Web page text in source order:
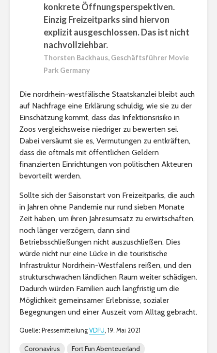
konkrete Öffnungsperspektiven.
Einzig Freizeitparks sind hiervon
explizit ausgeschlossen. Das ist nicht
nachvollziehbar.
Thorsten Backhaus, Geschäftsführer Movie
Park Germany
Die nordrhein-westfälische Staatskanzlei bleibt auch
auf Nachfrage eine Erklärung schuldig, wie sie zu der
Einschätzung kommt, dass das Infektionsrisiko in
Zoos vergleichsweise niedriger zu bewerten sei.
Dabei versäumt sie es, Vermutungen zu entkräften,
dass die oftmals mit öffentlichen Geldern
finanzierten Einrichtungen von politischen Akteuren
bevorteilt werden.
Sollte sich der Saisonstart von Freizeitparks, die auch
in Jahren ohne Pandemie nur rund sieben Monate
Zeit haben, um ihren Jahresumsatz zu erwirtschaften,
noch länger verzögern, dann sind
Betriebsschließungen nicht auszuschließen. Dies
würde nicht nur eine Lücke in die touristische
Infrastruktur Nordrhein-Westfalens reißen, und den
strukturschwachen ländlichen Raum weiter schädigen.
Dadurch würden Familien auch langfristig um die
Möglichkeit gemeinsamer Erlebnisse, sozialer
Begegnungen und einer Auszeit vom Alltag gebracht.
Quelle: Pressemitteilung VDFU, 19. Mai 2021
Coronavirus Fort Fun Abenteuerland